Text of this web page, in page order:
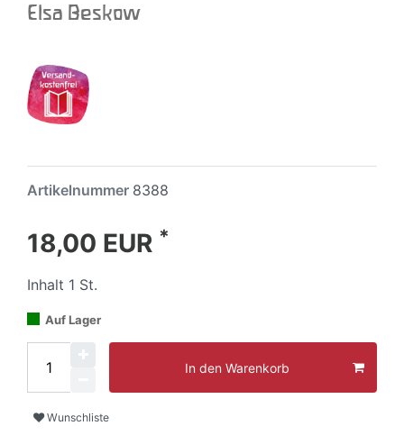
Elsa Beskow
Artikelnummer 8388
18,00 EUR *
Inhalt 1 St.
Auf Lager
In den Warenkorb
Wunschliste